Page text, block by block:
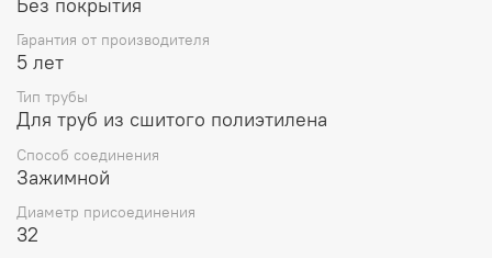
Без покрытия
Гарантия от производителя
5 лет
Тип трубы
Для труб из сшитого полиэтилена
Способ соединения
Зажимной
Диаметр присоединения
32